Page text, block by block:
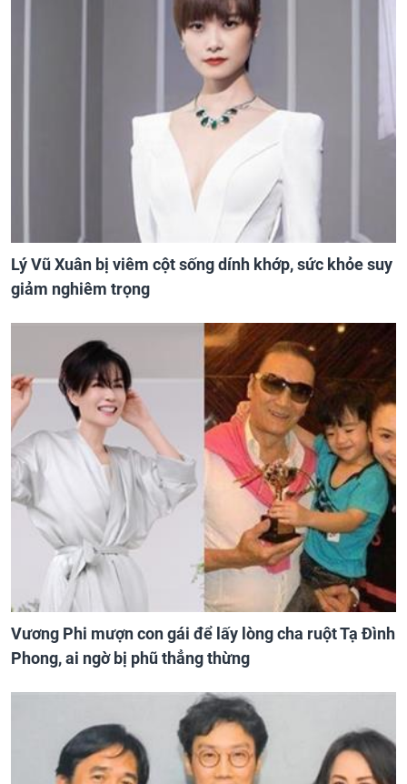
Lý Vũ Xuân bị viêm cột sống dính khớp, sức khỏe suy
giảm nghiêm trọng
Vương Phi mượn con gái để lấy lòng cha ruột Tạ Đình
Phong, ai ngờ bị phũ thẳng thừng